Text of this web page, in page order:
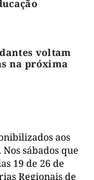
voltam
na próxima
aos
sábados que
19 de 26 de
Regionais de